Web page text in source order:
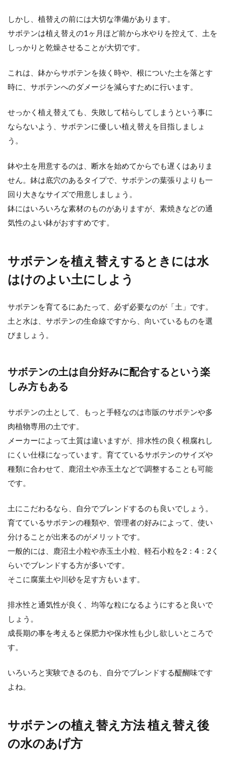
サボテンの植え替えは水やりに注
意！植え替え前後の水やり方法
の中には、初めての植え替えで知識がない人
もいますよね。サボテ...
しかし、植替えの前には大切な準備があります。
サボテンは植え替えの1ヶ月ほど前から水やりを控えて、土を
しっかりと乾燥させることが大切です。
これは、鉢からサボテンを抜く時や、根についた土を落とす
時に、サボテンへのダメージを減らすために行います。
せっかく植え替えても、失敗して枯らしてしまうという事に
ならないよう、サボテンに優しい植え替えを目指しましょ
う。
鉢や土を用意するのは、断水を始めてからでも遅くはありま
せん。鉢は底穴のあるタイプで、サボテンの葉張りよりも一
回り大きなサイズで用意しましょう。
鉢にはいろいろな素材のものがありますが、素焼きなどの通
気性のよい鉢がおすすめです。
サボテンを植え替えするときには水
はけのよい土にしよう
サボテンを育てるにあたって、必ず必要なのが「土」です。
土と水は、サボテンの生命線ですから、向いているものを選
びましょう。
サボテンの土は自分好みに配合するという楽
しみ方もある
サボテンの土として、もっと手軽なのは市販のサボテンや多
肉植物専用の土です。
メーカーによって土質は違いますが、排水性の良く根腐れし
にくい仕様になっています。育てているサボテンのサイズや
種類に合わせて、鹿沼土や赤玉土などで調整することも可能
です。
土にこだわるなら、自分でブレンドするのも良いでしょう。
育てているサボテンの種類や、管理者の好みによって、使い
分けることが出来るのがメリットです。
一般的には、鹿沼土小粒や赤玉土小粒、軽石小粒を2：4：2く
らいでブレンドする方が多いです。
そこに腐葉土や川砂を足す方もいます。
排水性と通気性が良く、均等な粒になるようにすると良いで
しょう。
成長期の事を考えると保肥力や保水性も少し欲しいところで
す。
いろいろと実験できるのも、自分でブレンドする醍醐味です
よね。
サボテンの植え替え方法 植え替え後
の水のあげ方